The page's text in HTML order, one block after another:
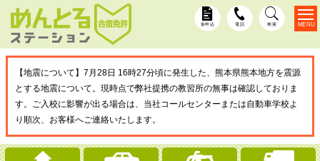
仮申込 電話 検索
【地震について】7月28日 16時27分頃に発生した、熊本県熊本地方を震源
とする地震について。現時点で弊社提携の教習所の無事は確認しておりま
す。ご入校に影響が出る場合は、当社コールセンターまたは自動車学校よ
り順次、お客様へご連絡いたします。
MENU